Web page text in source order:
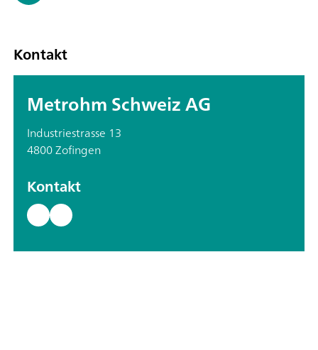
Kontakt
Metrohm Schweiz AG
Industriestrasse 13
4800 Zofingen
Kontakt